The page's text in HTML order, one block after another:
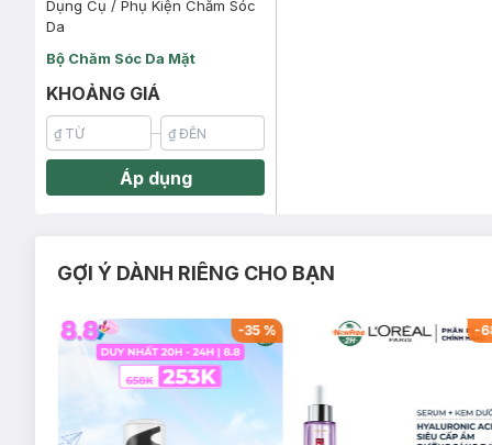
Dụng Cụ / Phụ Kiện Chăm Sóc
Da
Bộ Chăm Sóc Da Mặt
KHOẢNG GIÁ
Áp dụng
GỢI Ý DÀNH RIÊNG CHO BẠN
-35% -